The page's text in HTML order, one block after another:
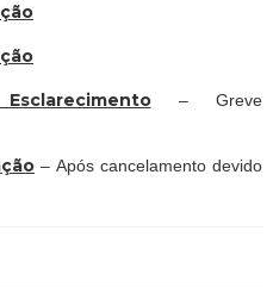
– Greve
– Após cancelamento devido